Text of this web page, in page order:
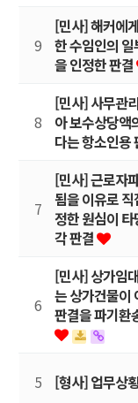
9
[민사] 해커에
한 수임인의
을 인정한 판결
8
[민사] 사무관
아 보수상당액
다는 항소인용
7
[민사] 근로자
됨을 이유로
정한 원심이
각 판결
6
[민사] 상가임
는 상가건물이
판결을 파기환
5 [형사] 업무상